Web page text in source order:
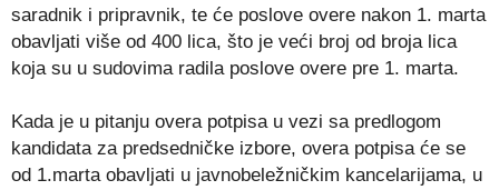
saradnik i pripravnik, te će poslove overe nakon 1. marta
obavljati više od 400 lica, što je veći broj od broja lica
koja su u sudovima radila poslove overe pre 1. marta.
Kada je u pitanju overa potpisa u vezi sa predlogom
kandidata za predsedničke izbore, overa potpisa će se
od 1.marta obavljati u javnobeležničkim kancelarijama, u